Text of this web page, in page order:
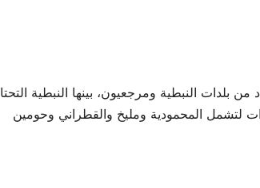
بلدات النبطية ومرجعيون، بينها النبطية التحتا
لتشمل المحمودية ومليخ والقطراني وحومين